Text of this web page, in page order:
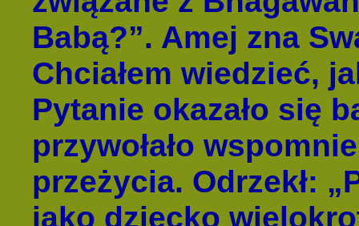
Babą?”. Amej zna
Chciałem wiedzieć,
Pytanie okazało się
przywołało
przeżycia. Odrzekł:
jako dziecko